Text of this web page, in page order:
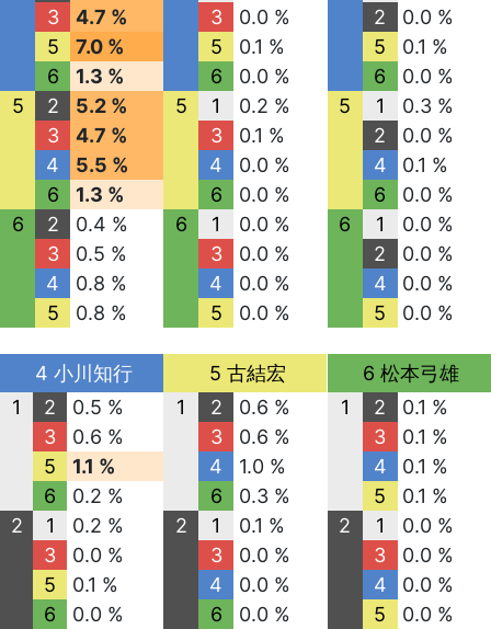
3
4.7 %
5
7.0 %
6
1.3 %
5
2
5.2 %
3
4.7 %
4
5.5 %
6
1.3 %
6
2
0.4 %
3
0.5 %
4
0.8 %
5
0.8 %
3
0.0 %
5
0.1 %
6
0.0 %
5
1
0.2 %
3
0.1 %
4
0.0 %
6
0.0 %
6
1
0.0 %
3
0.0 %
4
0.0 %
5
0.0 %
2
0.0 %
5
0.1 %
6
0.0 %
5
1
0.3 %
2
0.0 %
4
0.1 %
6
0.0 %
6
1
0.0 %
2
0.0 %
4
0.0 %
5
0.0 %
4 小川知行
1
2
0.5 %
3
0.6 %
5
1.1 %
6
0.2 %
2
1
0.2 %
3
0.0 %
5
0.1 %
6
0.0 %
5 古結宏
1
2
0.6 %
3
0.6 %
4
1.0 %
6
0.3 %
2
1
0.1 %
3
0.0 %
4
0.0 %
6
0.0 %
6 松本弓雄
1
2
0.1 %
3
0.1 %
4
0.1 %
5
0.1 %
2
1
0.0 %
3
0.0 %
4
0.0 %
5
0.0 %